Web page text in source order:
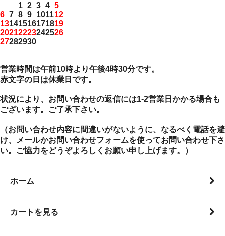
1 2 3 4 5
6 7 8 9 101112
13141516171819
20212223242526
27282930
営業時間は午前10時より午後4時30分です。
赤文字の日は休業日です。
状況により、お問い合わせの返信には1-2営業日かかる場合も
ございます。ご了承下さい。
（お問い合わせ内容に間違いがないように、なるべく電話を避
け、メールかお問い合わせフォームを使ってお問い合わせ下さ
い。ご協力をどうぞよろしくお願い申し上げます。）
ホーム
カートを見る